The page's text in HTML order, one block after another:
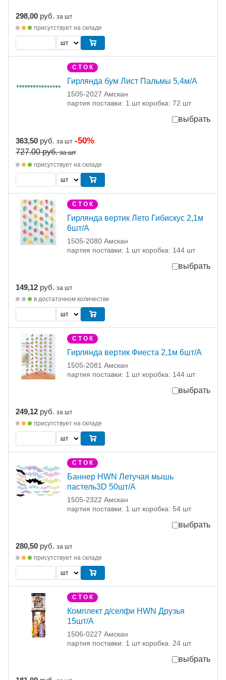
298,00 руб. за шт
присутствует на складе
С Т О К
Гирлянда бум Лист Пальмы 5,4м/А
1505-2027 Амскан
партия поставки: 1 шт коробка: 72 шт
выбрать
363,50 руб. за шт -50%
727.00руб. за шт
присутствует на складе
С Т О К
Гирлянда вертик Лето Гибискус 2,1м
6шт/А
1505-2080 Амскан
партия поставки: 1 шт коробка: 144 шт
выбрать
149,12 руб. за шт
в достаточном количестве
С Т О К
Гирлянда вертик Фиеста 2,1м 6шт/А
1505-2081 Амскан
партия поставки: 1 шт коробка: 144 шт
выбрать
249,12 руб. за шт
присутствует на складе
С Т О К
Баннер HWN Летучая мышь
пастель3D 50шт/А
1505-2322 Амскан
партия поставки: 1 шт коробка: 54 шт
выбрать
280,50 руб. за шт
присутствует на складе
С Т О К
Комплект д/селфи HWN Друзья
15шт/A
1506-0227 Амскан
партия поставки: 1 шт коробка: 24 шт
выбрать